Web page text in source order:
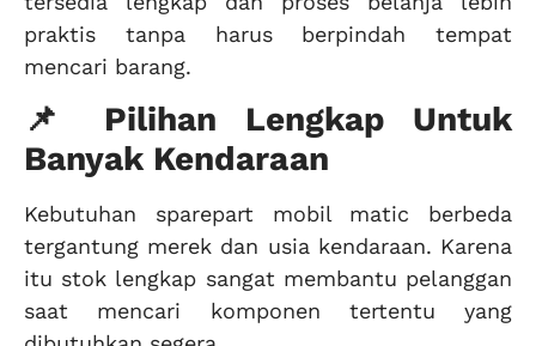
praktis tanpa harus berpindah tempat
mencari barang.
📌 Pilihan Lengkap Untuk
Banyak Kendaraan
Kebutuhan sparepart mobil matic berbeda
tergantung merek dan usia kendaraan. Karena
itu stok lengkap sangat membantu pelanggan
saat mencari komponen tertentu yang